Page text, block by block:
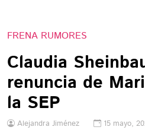
FRENA RUMORES
Claudia
renuncia de
la SEP
Alejandra Jiménez 15 mayo,